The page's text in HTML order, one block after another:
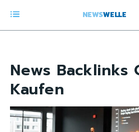
NEWSWELLE
News Backlinks
Kaufen